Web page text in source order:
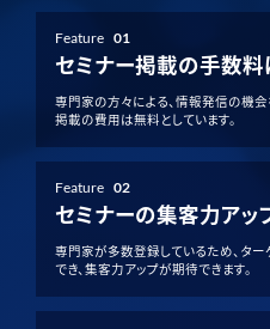
Feature 01
セミナー掲載の手数
専門家の方々による、情報発信の機会
掲載の費用は無料としています。
Feature 02
セミナーの集客力アッ
専門家が多数登録しているため、タ
でき、集客力アップが期待できます。